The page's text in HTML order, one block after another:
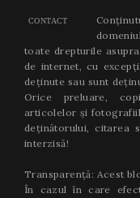
CONTACT
toate drepturile
de internet, cu
deținute sau sunt
Orice preluare,
articolelor și
deținătorului, citarea
interzisă!
Transparență: Acest
În cazul în care